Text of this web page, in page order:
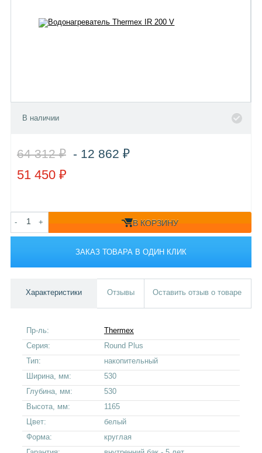
В наличии
64 312 ₽ - 12 862 ₽
51 450 ₽
- + В КОРЗИНУ
ЗАКАЗ ТОВАРА В ОДИН КЛИК
Характеристики Отзывы Оставить отзыв о товаре
Пр-ль:
Thermex
Серия:
Round Plus
Тип:
накопительный
Ширина, мм:
530
Глубина, мм:
530
Высота, мм:
1165
Цвет:
белый
Форма:
круглая